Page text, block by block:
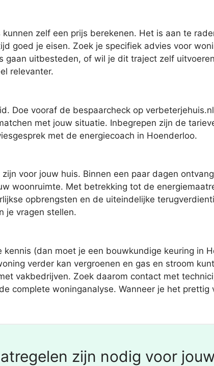
zelf een prijs berekenen. Het is aan te
goed je eisen. Zoek je specifiek advies voor
uitbesteden, of wil je dit traject zelf
relevanter.
Doe vooraf de bespaarcheck op
met jouw situatie. Inbegrepen zijn de
met de energiecoach in Hoenderloo.
voor jouw huis. Binnen een paar dagen
woonruimte. Met betrekking tot de
opbrengsten en de uiteindelijke
je vragen stellen.
(dan moet je een bouwkundige keuring in
verder kan vergroenen en gas en stroom
vakbedrijven. Zoek daarom contact met
complete woninganalyse. Wanneer je het
zijn nodig voor